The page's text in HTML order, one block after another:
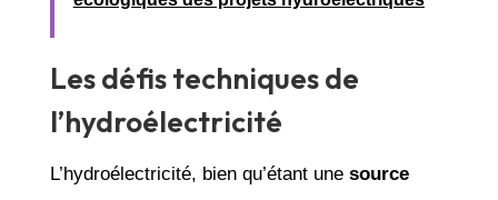
Les défis techniques de
l’hydroélectricité
L’hydroélectricité, bien qu’étant une source